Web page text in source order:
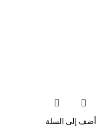
أضف إلى السلة